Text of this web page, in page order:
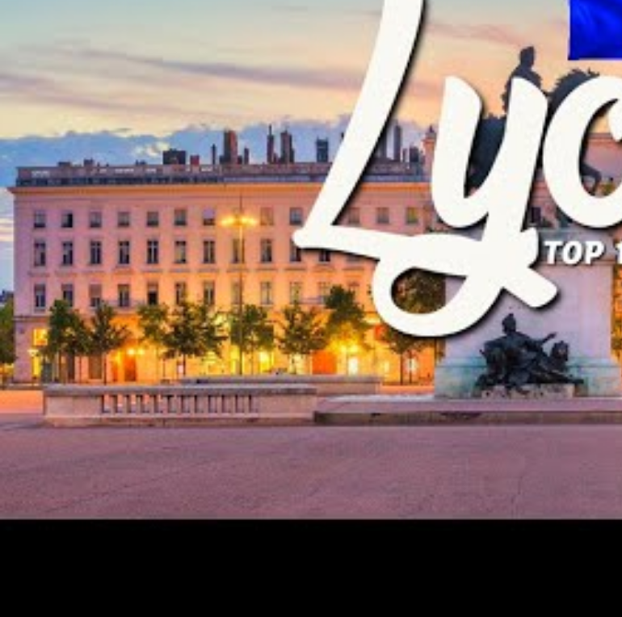
Préparer son voyage à Lyon : les éléments
indispensables pour un séjour sans souci
Avant de vous envoler vers cette cité lyonnaise, il est crucial de réfléchir à chaque étape de la
ville, riche de ses 2000 ans d’histoire, offre un éventail d’activités et de sights qui nécessitent
méticuleuse pour optimiser votre temps et votre budget. La première étape, souvent négligée,
dresser une liste d’objets indispensables à emporter, adaptée à la saison et aux activités
exemple, des vêtements légers, des chaussures confortables, ainsi qu’un chapeau pour se
sont recommandés. En hiver, des vestes imperméables et des bottes adaptées deviennent
notamment si votre séjour coïncide avec la neige ou la pluie.
Les applications mobiles, comme Maps.me ou Citymapper, jouent un rôle clé pour naviguer
célèbre pour ses traboules, ces passages secrets dans le Vieux Lyon qui demandent parfois
leur localisation. Même si la couverture réseau est généralement bonne, il peut arriver que
étroits ou zones piétonnes soient moins connectés. C’est pourquoi une carte physique ou une
ligne est recommandée pour éviter de se perdre dans ces ruelles chargées d’histoire.
Concernant la tenue vestimentaire, la diversification est de mise selon la saison. La météo
caractérisée par un climat tempéré avec des variations rapides, notamment en automne où
peuvent alterner en quelques heures. Prévoir des vêtements en couches vous permettra de
facilement et de profiter pleinement des journées, que ce soit pour flâner sur les quais de la
la colline de Fourvière. La sélection de vêtements et d’accessoires pratiques constitue une
la préparation d’un voyage lyonnais serein, évitant ainsi les désagréments dus aux intempéries